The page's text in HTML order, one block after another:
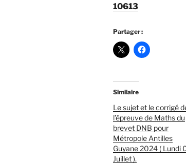
10613
Partager :
Similaire
Le sujet et le corrigé
l’épreuve de Maths du
brevet DNB pour
Métropole Antilles
Guyane 2024 ( Lundi
Juillet ).